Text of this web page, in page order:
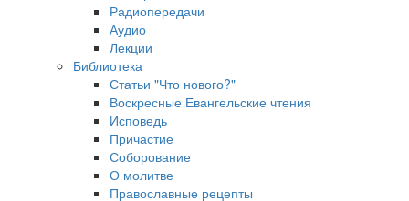
Радиопередачи
Аудио
Лекции
Библиотека
Статьи "Что нового?"
Воскресные Евангельские чтения
Исповедь
Причастие
Соборование
О молитве
Православные рецепты